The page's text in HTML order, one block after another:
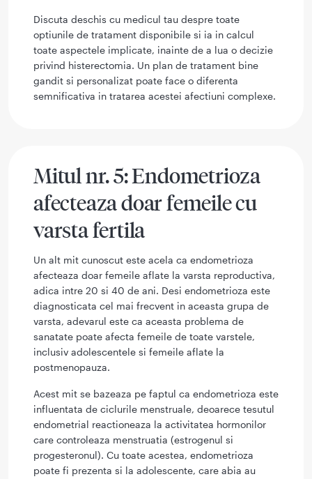
Discuta deschis cu medicul tau despre toate
optiunile de tratament disponibile si ia in calcul
toate aspectele implicate, inainte de a lua o decizie
privind histerectomia. Un plan de tratament bine
gandit si personalizat poate face o diferenta
semnificativa in tratarea acestei afectiuni complexe.
Mitul nr. 5: Endometrioza
afecteaza doar femeile cu
varsta fertila
Un alt mit cunoscut este acela ca endometrioza
afecteaza doar femeile aflate la varsta reproductiva,
adica intre 20 si 40 de ani. Desi endometrioza este
diagnosticata cel mai frecvent in aceasta grupa de
varsta, adevarul este ca aceasta problema de
sanatate poate afecta femeile de toate varstele,
inclusiv adolescentele si femeile aflate la
postmenopauza.
Acest mit se bazeaza pe faptul ca endometrioza este
influentata de ciclurile menstruale, deoarece tesutul
endometrial reactioneaza la activitatea hormonilor
care controleaza menstruatia (estrogenul si
progesteronul). Cu toate acestea, endometrioza
poate fi prezenta si la adolescente, care abia au